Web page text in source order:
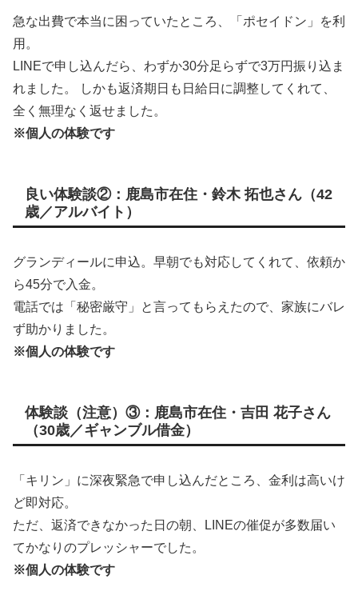
急な出費で本当に困っていたところ、「ポセイドン」を利
用。
LINEで申し込んだら、わずか30分足らずで3万円振り込ま
れました。 しかも返済期日も日給日に調整してくれて、
全く無理なく返せました。
※個人の体験です
良い体験談②：鹿島市在住・鈴木 拓也さん（42
歳／アルバイト）
グランディールに申込。早朝でも対応してくれて、依頼か
ら45分で入金。
電話では「秘密厳守」と言ってもらえたので、家族にバレ
ず助かりました。
※個人の体験です
体験談（注意）③：鹿島市在住・吉田 花子さん
（30歳／ギャンブル借金）
「キリン」に深夜緊急で申し込んだところ、金利は高いけ
ど即対応。
ただ、返済できなかった日の朝、LINEの催促が多数届い
てかなりのプレッシャーでした。
※個人の体験です